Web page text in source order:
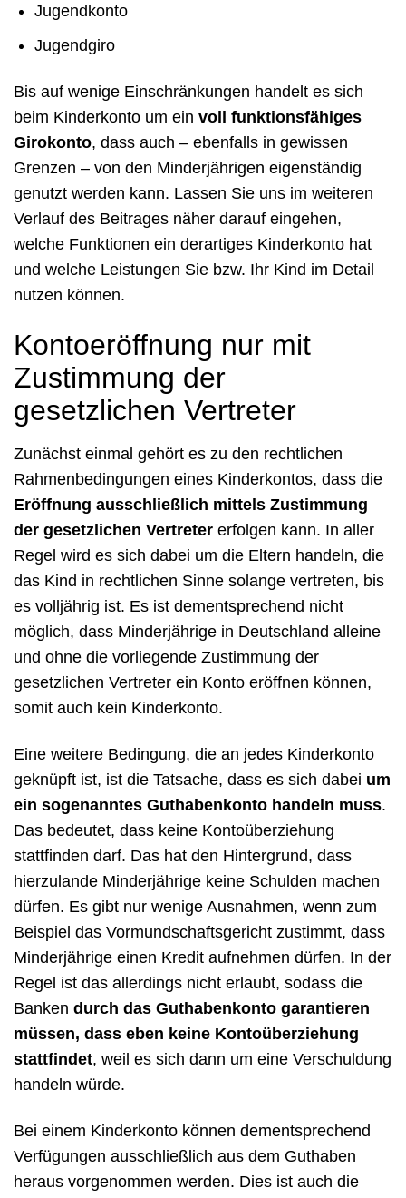
Jugendkonto
Jugendgiro
Bis auf wenige Einschränkungen handelt es sich
beim Kinderkonto um ein voll funktionsfähiges
Girokonto, dass auch – ebenfalls in gewissen
Grenzen – von den Minderjährigen eigenständig
genutzt werden kann. Lassen Sie uns im weiteren
Verlauf des Beitrages näher darauf eingehen,
welche Funktionen ein derartiges Kinderkonto hat
und welche Leistungen Sie bzw. Ihr Kind im Detail
nutzen können.
Kontoeröffnung nur mit
Zustimmung der
gesetzlichen Vertreter
Zunächst einmal gehört es zu den rechtlichen
Rahmenbedingungen eines Kinderkontos, dass die
Eröffnung ausschließlich mittels Zustimmung
der gesetzlichen Vertreter erfolgen kann. In aller
Regel wird es sich dabei um die Eltern handeln, die
das Kind in rechtlichen Sinne solange vertreten, bis
es volljährig ist. Es ist dementsprechend nicht
möglich, dass Minderjährige in Deutschland alleine
und ohne die vorliegende Zustimmung der
gesetzlichen Vertreter ein Konto eröffnen können,
somit auch kein Kinderkonto.
Eine weitere Bedingung, die an jedes Kinderkonto
geknüpft ist, ist die Tatsache, dass es sich dabei um
ein sogenanntes Guthabenkonto handeln muss.
Das bedeutet, dass keine Kontoüberziehung
stattfinden darf. Das hat den Hintergrund, dass
hierzulande Minderjährige keine Schulden machen
dürfen. Es gibt nur wenige Ausnahmen, wenn zum
Beispiel das Vormundschaftsgericht zustimmt, dass
Minderjährige einen Kredit aufnehmen dürfen. In der
Regel ist das allerdings nicht erlaubt, sodass die
Banken durch das Guthabenkonto garantieren
müssen, dass eben keine Kontoüberziehung
stattfindet, weil es sich dann um eine Verschuldung
handeln würde.
Bei einem Kinderkonto können dementsprechend
Verfügungen ausschließlich aus dem Guthaben
heraus vorgenommen werden. Dies ist auch die